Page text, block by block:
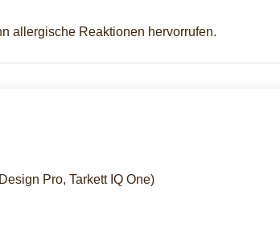
allergische Reaktionen hervorrufen.
Pro, Tarkett IQ One)